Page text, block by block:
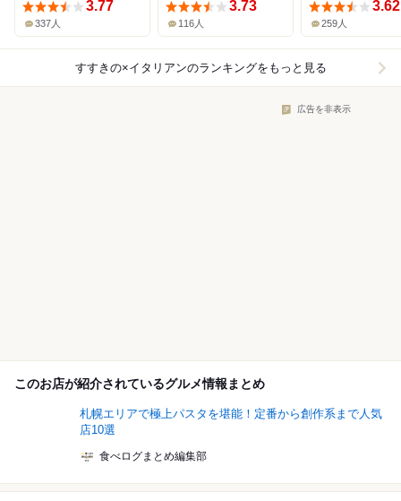
3.77
337人
3.73
116人
3.62
259人
すすきの×イタリアンのランキングをもっと見る
広告を非表示
このお店が紹介されているグルメ情報まとめ
札幌エリアで極上パスタを堪能！定番から創作系まで人気
店10選
食べログまとめ編集部